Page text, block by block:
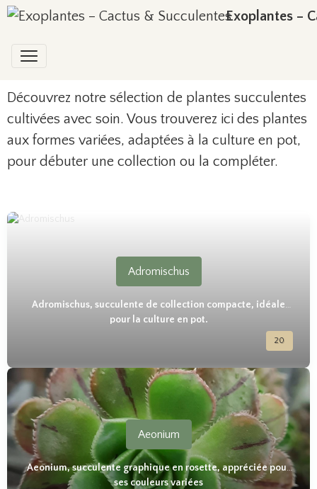
Exoplantes –
Découvrez notre sélection de plantes succulentes
cultivées avec soin. Vous trouverez ici des plantes
aux formes variées, adaptées à la culture en pot,
pour débuter une collection ou la compléter.
Adromischus
Adromischus, succulente de collection compacte, idéale
pour la culture en pot.
20
Aeonium
Aeonium, succulente graphique en rosette, appréciée pour
ses couleurs variées